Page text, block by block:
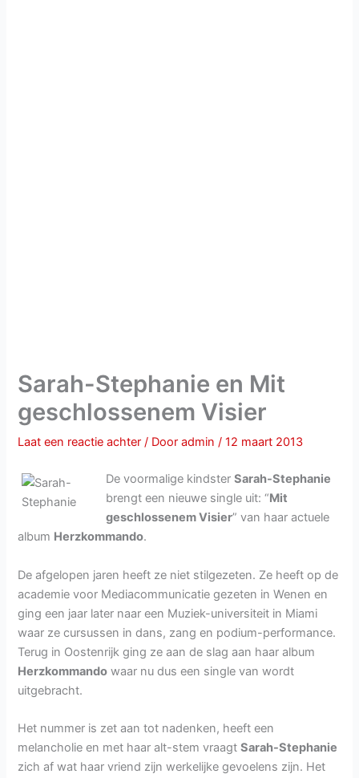
Sarah-Stephanie en Mit
geschlossenem Visier
Laat een reactie achter / Dooradmin/12 maart 2013
De voormalige kindsterSarah-Stephanie
brengt een nieuwe single uit: “Mit
geschlossenem Visier” van haar actuele
album Herzkommando.
De afgelopen jaren heeft ze niet stilgezeten. Ze heeft op de
academie voor Mediacommunicatie gezeten in Wenen en
ging een jaar later naar een Muziek-universiteit in Miami
waar ze cursussen in dans, zang en podium-performance.
Terug in Oostenrijk ging ze aan de slag aan haar album
Herzkommando waar nu dus een single van wordt
uitgebracht.
Het nummer is zet aan tot nadenken, heeft een
melancholie en met haar alt-stem vraagtSarah-Stephanie
zich af wat haar vriend zijn werkelijke gevoelens zijn. Het